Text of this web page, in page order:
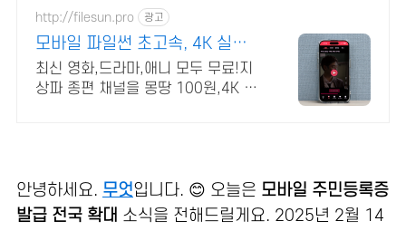
http://filesun.pro 광고
모바일 파일썬 초고속, 4K 실시
간 보기!
최신 영화,드라마,애니 모두 무료!지
상파 종편 채널을 몽땅 100원,4K 스
안녕하세요. 무엇입니다. 😊 오늘은 모바일 주민등록증
발급 전국 확대 소식을 전해드릴게요. 2025년 2월 14